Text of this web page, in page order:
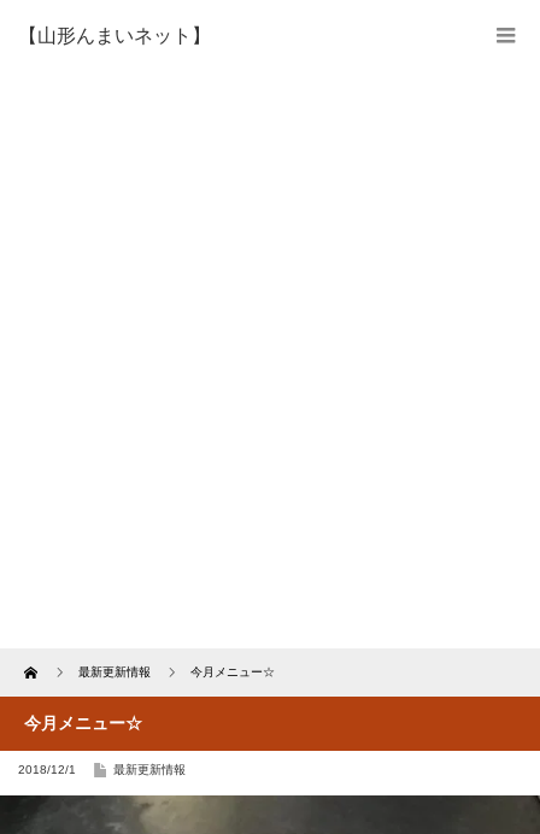
【山形んまいネット】
Home 最新更新情報 今月メニュー☆
今月メニュー☆
2018/12/1 最新更新情報